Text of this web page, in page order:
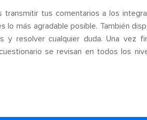
tus comentarios a los
lo más agradable posible. También
y resolver cualquier duda. Una vez
se revisan en todos los